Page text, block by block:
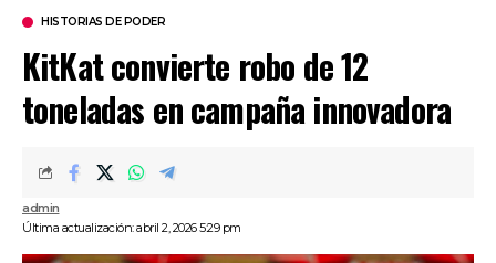
HISTORIAS DE PODER
KitKat convierte robo de 12
toneladas en campaña innovadora
Última actualización: abril 2, 2026 5:29 pm
admin